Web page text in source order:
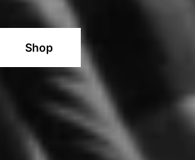
Shop